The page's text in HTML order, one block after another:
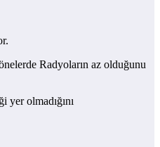
Radyoların az olduğunu
olmadığını